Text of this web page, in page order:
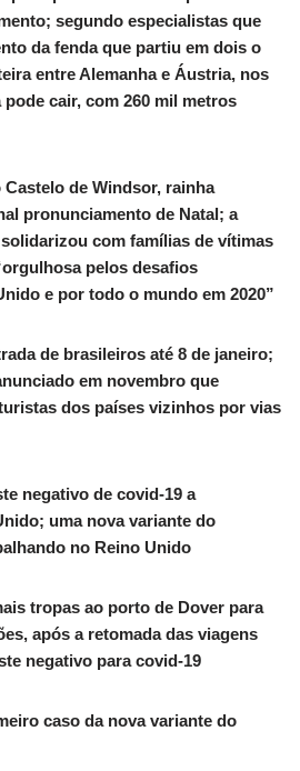
segundo especialistas que
da fenda que partiu em dois o
entre Alemanha e Áustria, nos
cair, com 260 mil metros
de Windsor, rainha
pronunciamento de Natal; a
com famílias de vítimas
pelos desafios
e por todo o mundo em 2020”
de brasileiros até 8 de janeiro;
em novembro que
dos países vizinhos por vias
negativo de covid-19 a
uma nova variante do
no Reino Unido
tropas ao porto de Dover para
após a retomada das viagens
negativo para covid-19
caso da nova variante do